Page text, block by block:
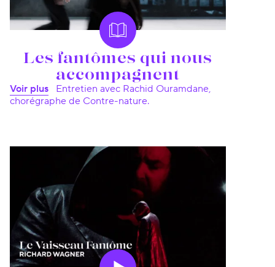
Les fantômes qui nous
accompagnent
Voir plus
chorégraphe de Contre-nature.